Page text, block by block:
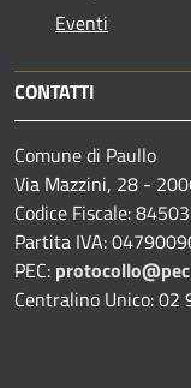
Eventi
CONTATTI
Comune di Paullo
Via Mazzini, 28 -
Codice Fiscale:
Partita IVA:
PEC:
Centralino Unico: 02